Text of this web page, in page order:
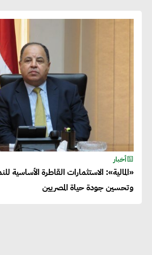
أخبار
«المالية»: الاستثمارات القاطرة الأساسية
وتحسين جودة حياة المصريين